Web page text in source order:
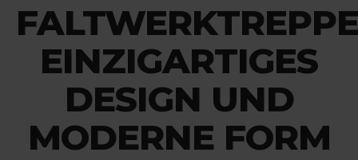
EINZIGARTIGES
DESIGN UND
MODERNE FORM